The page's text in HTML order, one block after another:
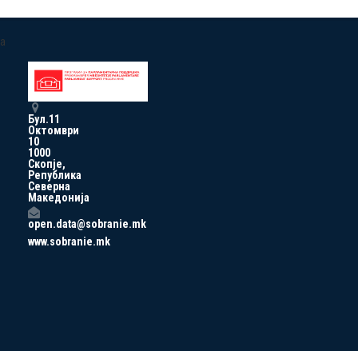
a
Бул.11
Октомври
10
1000
Скопје,
Република
Северна
Македонија
open.data@sobranie.mk
www.sobranie.mk